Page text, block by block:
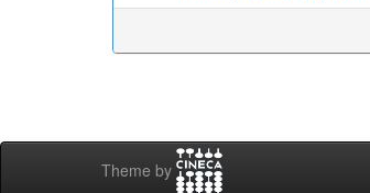
Theme by